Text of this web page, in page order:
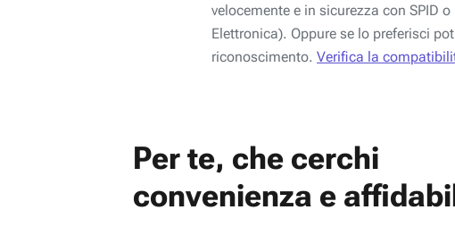
velocemente e in sicurezza con SPID
Elettronica). Oppure se lo preferisci
riconoscimento. Verifica la
Per te, che cerchi
convenienza e